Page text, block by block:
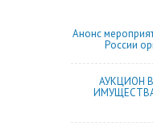
Анонс
России
АУКЦИОН